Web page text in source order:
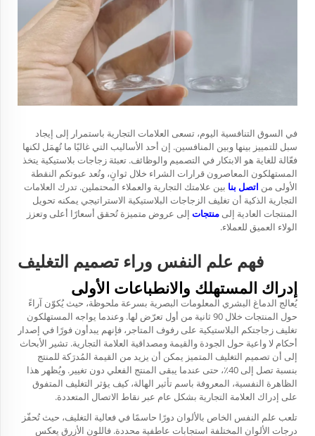
في السوق التنافسية اليوم، تسعى العلامات التجارية باستمرار إلى إيجاد
سبل للتمييز بينها وبين المنافسين. إن أحد الأساليب التي غالبًا ما تُهمَل لكنها
فعّالة للغاية هو الابتكار في التصميم والوظائف. تعبئة زجاجات بلاستيكية يتخذ
المستهلكون المعاصرون قرارات الشراء خلال ثوانٍ، وتُعد عبوتكم النقطة
الأولى من اتصل بنا بين علامتك التجارية والعملاء المحتملين. تدرك العلامات
التجارية الذكية أن تغليف الزجاجات البلاستيكية الاستراتيجي يمكنه تحويل
المنتجات العادية إلى منتجات إلى عروض متميزة تُحقق أسعارًا أعلى وتعزز
الولاء العميق للعملاء.
فهم علم النفس وراء تصميم التغليف
إدراك المستهلك والانطباعات الأولى
يُعالج الدماغ البشري المعلومات البصرية بسرعة ملحوظة، حيث يُكوّن آراءً
حول المنتجات خلال 90 ثانية من أول تعرّض لها. وعندما يواجه المستهلكون
تغليف زجاجتكم البلاستيكية على رفوف المتاجر، فإنهم يبدأون فورًا في إصدار
أحكام لا واعية حول الجودة والقيمة ومصداقية العلامة التجارية. تشير الأبحاث
إلى أن تصميم التغليف المتميز يمكن أن يزيد من القيمة المُدرَكة للمنتج
بنسبة تصل إلى 40٪، حتى عندما يبقى المنتج الفعلي دون تغيير. ويُظهر هذا
الظاهرة النفسية، المعروفة باسم تأثير الهالة، كيف يؤثر التغليف المتفوق
على إدراك العلامة التجارية بشكل عام عبر نقاط الاتصال المتعددة.
تلعب علم النفس الخاص بالألوان دورًا حاسمًا في فعالية التغليف، حيث تُحفّز
درجات الألوان المختلفة استجابات عاطفية محددة. فاللون الأزرق يعكس